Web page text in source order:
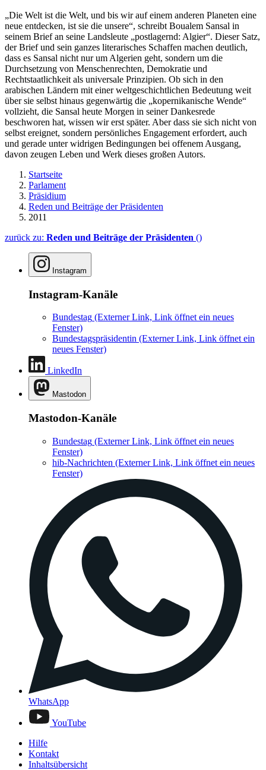
„Die Welt ist die Welt, und bis wir auf einem anderen Planeten eine
neue entdecken, ist sie die unsere“, schreibt Boualem Sansal in
seinem Brief an seine Landsleute „postlagernd: Algier“. Dieser Satz,
der Brief und sein ganzes literarisches Schaffen machen deutlich,
dass es Sansal nicht nur um Algerien geht, sondern um die
Durchsetzung von Menschenrechten, Demokratie und
Rechtstaatlichkeit als universale Prinzipien. Ob sich in den
arabischen Ländern mit einer weltgeschichtlichen Bedeutung weit
über sie selbst hinaus gegenwärtig die „kopernikanische Wende“
vollzieht, die Sansal heute Morgen in seiner Dankesrede
beschworen hat, wissen wir erst später. Aber dass sie sich nicht von
selbst ereignet, sondern persönliches Engagement erfordert, auch
und gerade unter widrigen Bedingungen bei offenem Ausgang,
davon zeugen Leben und Werk dieses großen Autors.
Startseite
Parlament
Präsidium
Reden und Beiträge der Präsidenten
2011
zurück zu: Reden und Beiträge der Präsidenten ()
Instagram
Instagram-Kanäle
Bundestag (Externer Link, Link öffnet ein neues
Fenster)
Bundestagspräsidentin (Externer Link, Link öffnet ein
neues Fenster)
LinkedIn
Mastodon
Mastodon-Kanäle
Bundestag (Externer Link, Link öffnet ein neues
Fenster)
hib-Nachrichten (Externer Link, Link öffnet ein neues
Fenster)
WhatsApp
YouTube
Hilfe
Kontakt
Inhaltsübersicht